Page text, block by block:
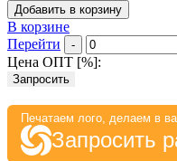
Добавить в корзину
В корзине
Перейти
-
Цена ОПТ [%]:
Запросить
Печатаем лого, делаем в
Запросить